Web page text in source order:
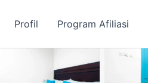
Profil Program Afiliasi